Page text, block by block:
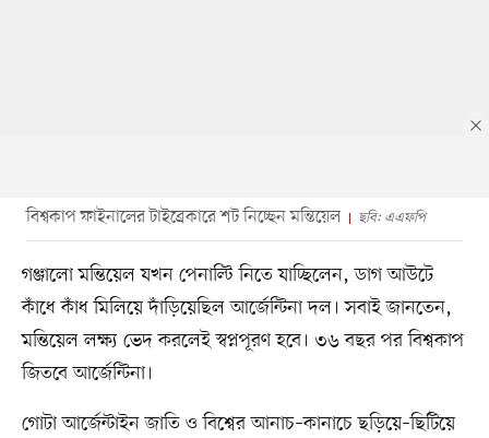
বিশ্বকাপ ফাইনালের টাইব্রেকারে শট নিচ্ছেন মন্তিয়েল ছবি: এএফপি
গঞ্জালো মন্তিয়েল যখন পেনাল্টি নিতে যাচ্ছিলেন, ডাগ আউটে
কাঁধে কাঁধ মিলিয়ে দাঁড়িয়েছিল আর্জেন্টিনা দল। সবাই জানতেন,
মন্তিয়েল লক্ষ্য ভেদ করলেই স্বপ্নপূরণ হবে। ৩৬ বছর পর বিশ্বকাপ
জিতবে আর্জেন্টিনা।
গোটা আর্জেন্টাইন জাতি ও বিশ্বের আনাচ–কানাচে ছড়িয়ে–ছিটিয়ে